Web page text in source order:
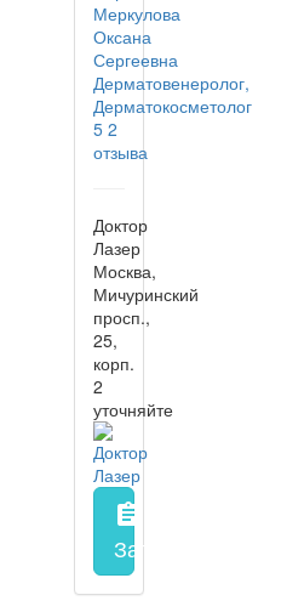
Меркулова
Оксана
Сергеевна
Дерматовенеролог,
Дерматокосметолог
5 2
отзыва
Доктор
Лазер
Москва,
Мичуринский
просп.,
25,
корп.
2
уточняйте
assignment
Запись на прием